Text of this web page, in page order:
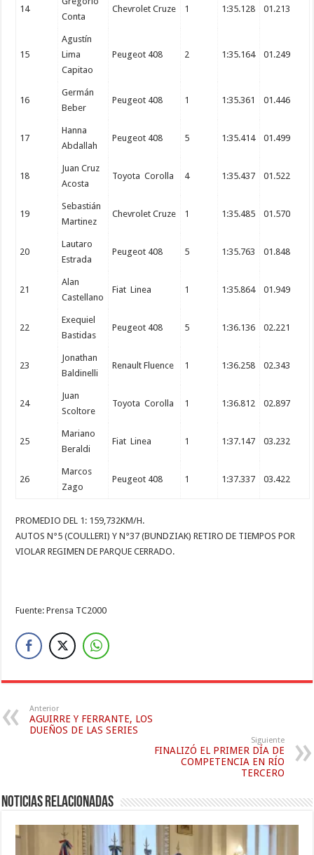
14
Conta
Chevrolet Cruze 1 1:35.128 01.213
15
Agustín
Lima
Capitao
Peugeot 408 2 1:35.164 01.249
16
Germán
Beber
Peugeot 408 1 1:35.361 01.446
17
Hanna
Abdallah
Peugeot 408 5 1:35.414 01.499
18
Juan Cruz
Acosta
Toyota Corolla 4 1:35.437 01.522
19
Sebastián
Martinez
Chevrolet Cruze 1 1:35.485 01.570
20
Lautaro
Estrada
Peugeot 408 5 1:35.763 01.848
21
Alan
Castellano
Fiat Linea 1 1:35.864 01.949
22
Exequiel
Bastidas
Peugeot 408 5 1:36.136 02.221
23
Jonathan
Baldinelli
Renault Fluence 1 1:36.258 02.343
24
Juan
Scoltore
Toyota Corolla 1 1:36.812 02.897
25
Mariano
Beraldi
Fiat Linea 1 1:37.147 03.232
26
Marcos
Zago
Peugeot 408 1 1:37.337 03.422
PROMEDIO DEL 1: 159,732KM/H.
AUTOS N°5 (COULLERI) Y N°37 (BUNDZIAK) RETIRO DE TIEMPOS POR
VIOLAR REGIMEN DE PARQUE CERRADO.
Fuente: Prensa TC2000
Anterior
AGUIRRE Y FERRANTE, LOS
DUEÑOS DE LAS SERIES
Siguiente
FINALIZÓ EL PRIMER DÍA DE
COMPETENCIA EN RÍO
TERCERO
Noticias relacionadas